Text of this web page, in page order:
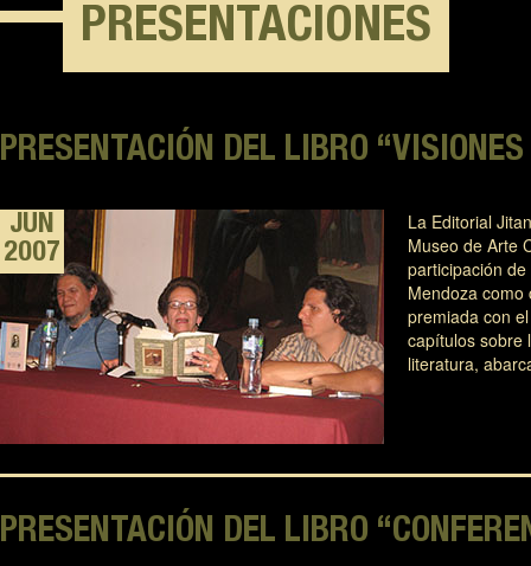
PRESENTACIONES
PRESENTACIÓN DEL LIBRO
JUN
2007
La Editorial
Museo de Arte
participación
Mendoza como
premiada con
capítulos sobre
literatura,
PRESENTACIÓN DEL LIBRO